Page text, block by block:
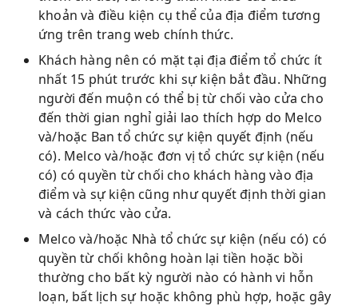
khoản và điều kiện cụ thể của địa điểm tương
ứng trên trang web chính thức.
Khách hàng nên có mặt tại địa điểm tổ chức ít
nhất 15 phút trước khi sự kiện bắt đầu. Những
người đến muộn có thể bị từ chối vào cửa cho
đến thời gian nghỉ giải lao thích hợp do Melco
và/hoặc Ban tổ chức sự kiện quyết định (nếu
có). Melco và/hoặc đơn vị tổ chức sự kiện (nếu
có) có quyền từ chối cho khách hàng vào địa
điểm và sự kiện cũng như quyết định thời gian
và cách thức vào cửa.
Melco và/hoặc Nhà tổ chức sự kiện (nếu có) có
quyền từ chối không hoàn lại tiền hoặc bồi
thường cho bất kỳ người nào có hành vi hỗn
loạn, bất lịch sự hoặc không phù hợp, hoặc gây